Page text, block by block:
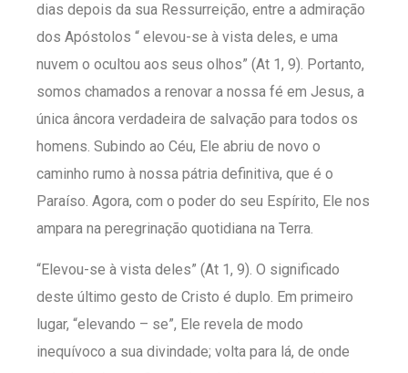
dias depois da sua Ressurreição, entre a admiração
dos Apóstolos “ elevou-se à vista deles, e uma
nuvem o ocultou aos seus olhos” (At 1, 9). Portanto,
somos chamados a renovar a nossa fé em Jesus, a
única âncora verdadeira de salvação para todos os
homens. Subindo ao Céu, Ele abriu de novo o
caminho rumo à nossa pátria definitiva, que é o
Paraíso. Agora, com o poder do seu Espírito, Ele nos
ampara na peregrinação quotidiana na Terra.
“Elevou-se à vista deles” (At 1, 9). O significado
deste último gesto de Cristo é duplo. Em primeiro
lugar, “elevando – se”, Ele revela de modo
inequívoco a sua divindade; volta para lá, de onde